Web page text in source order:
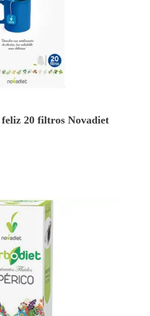
feliz 20 filtros Novadiet